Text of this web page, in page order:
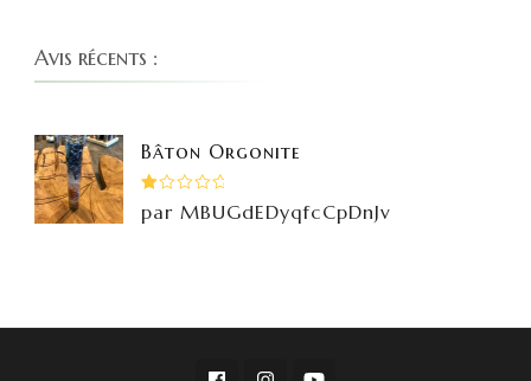
Avis récents :
Bâton Orgonite
1
par MBUGdEDyqfcCpDnJv